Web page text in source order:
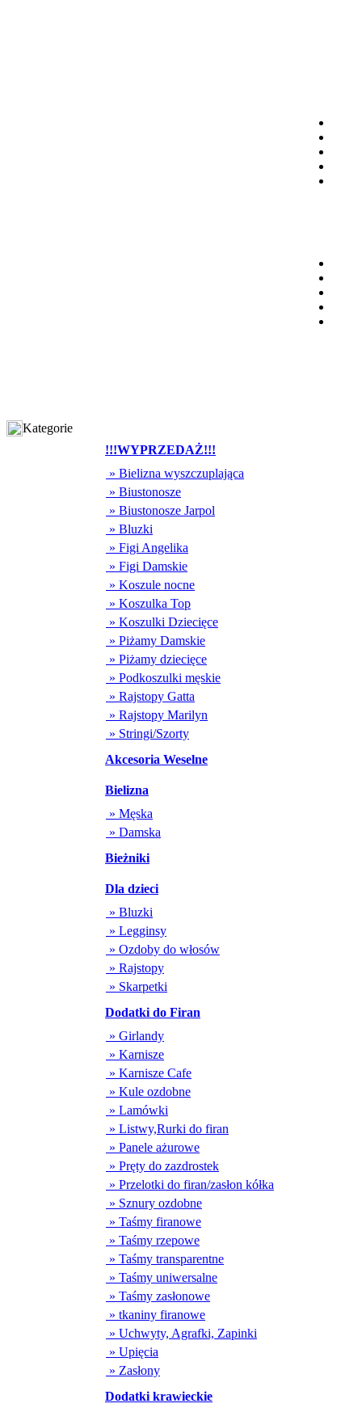
Kategorie
!!!WYPRZEDAŻ!!!
» Bielizna wyszczuplająca
» Biustonosze
» Biustonosze Jarpol
» Bluzki
» Figi Angelika
» Figi Damskie
» Koszule nocne
» Koszulka Top
» Koszulki Dziecięce
» Piżamy Damskie
» Piżamy dziecięce
» Podkoszulki męskie
» Rajstopy Gatta
» Rajstopy Marilyn
» Stringi/Szorty
Akcesoria Weselne
Bielizna
» Męska
» Damska
Bieżniki
Dla dzieci
» Bluzki
» Legginsy
» Ozdoby do włosów
» Rajstopy
» Skarpetki
Dodatki do Firan
» Girlandy
» Karnisze
» Karnisze Cafe
» Kule ozdobne
» Lamówki
» Listwy,Rurki do firan
» Panele ażurowe
» Pręty do zazdrostek
» Przelotki do firan/zasłon kółka
» Sznury ozdobne
» Taśmy firanowe
» Taśmy rzepowe
» Taśmy transparentne
» Taśmy uniwersalne
» Taśmy zasłonowe
» tkaniny firanowe
» Uchwyty, Agrafki, Zapinki
» Upięcia
» Zasłony
Dodatki krawieckie